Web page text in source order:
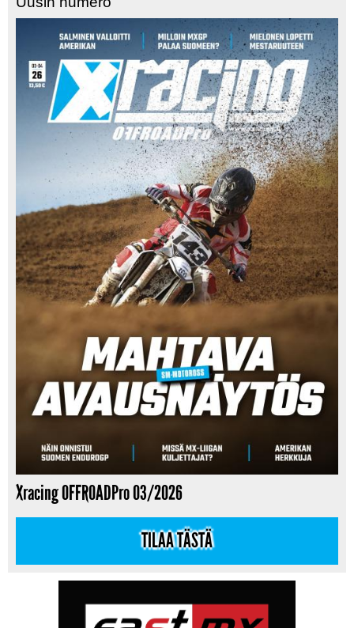
Xracing OFFROADPro 03/2026
TILAA TÄSTÄ